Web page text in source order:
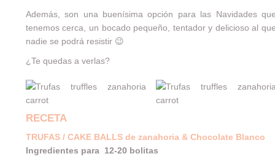
Además, son una buenísima opción para las Navidades
tenemos cerca, un bocado pequeño, tentador y delicioso al
nadie se podrá resistir 😉
¿Te quedas a verlas?
RECETA
TRUFAS / CAKE BALLS de zanahoria & Chocolate Blanco
Ingredientes para 12-20 bolitas